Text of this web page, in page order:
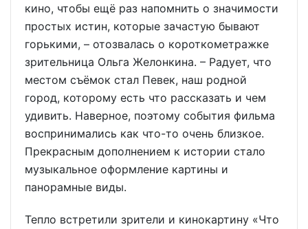
кино, чтобы ещё раз напомнить о значимости
простых истин, которые зачастую бывают
горькими, – отозвалась о короткометражке
зрительница Ольга Желонкина. – Радует, что
местом съёмок стал Певек, наш родной
город, которому есть что рассказать и чем
удивить. Наверное, поэтому события фильма
воспринимались как что-то очень близкое.
Прекрасным дополнением к истории стало
музыкальное оформление картины и
панорамные виды.
Тепло встретили зрители и кинокартину «Что